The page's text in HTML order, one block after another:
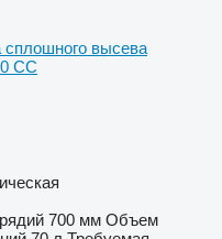
сплошного высева
CC
700 мм Объем